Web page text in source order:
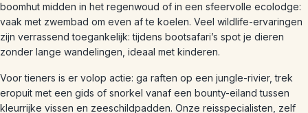
boomhut midden in het regenwoud of in een sfeervolle ecolodge:
vaak met zwembad om even af te koelen. Veel wildlife-ervaringen
zijn verrassend toegankelijk: tijdens bootsafari’s spot je dieren
zonder lange wandelingen, ideaal met kinderen.
Voor tieners is er volop actie: ga raften op een jungle-rivier, trek
eropuit met een gids of snorkel vanaf een bounty-eiland tussen
kleurrijke vissen en zeeschildpadden. Onze reisspecialisten, zelf